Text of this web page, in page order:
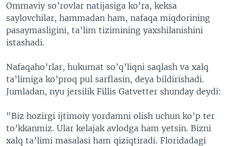
Ommaviy so’rovlar natijasiga ko’ra, keksa
saylovchilar, hammadan ham, nafaqa miqdorining
pasaymasligini, ta’lim tizimining yaxshilanishini
istashadi.
Nafaqaho’rlar, hukumat so’q’liqni saqlash va xalq
ta’limiga ko’proq pul sarflasin, deya bildirishadi.
Jumladan, nyu jersilik Fillis Gatvetter shunday deydi:
"Biz hozirgi ijtimoiy yordamni olish uchun ko’p ter
to’kkanmiz. Ular kelajak avlodga ham yetsin. Bizni
xalq ta’limi masalasi ham qiziqtiradi. Floridadagi